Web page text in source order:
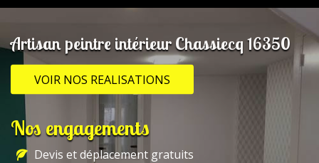
Artisan peintre intérieur Chassiecq 16350
VOIR NOS REALISATIONS
Nos engagements
Devis et déplacement gratuits